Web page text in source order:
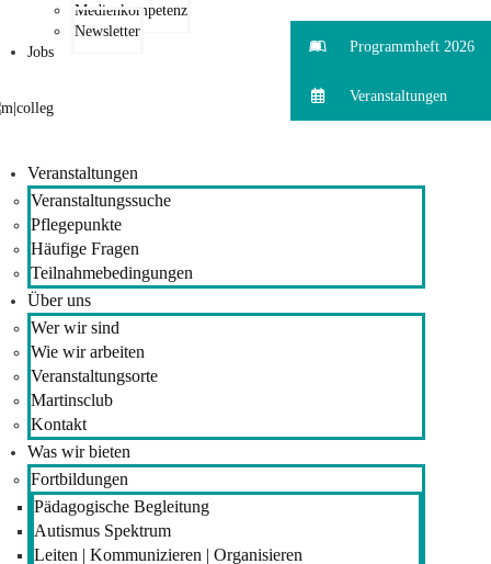
Medienkompetenz
Newsletter
Jobs
Veranstaltungen
Veranstaltungssuche
Pflegepunkte
Häufige Fragen
Teilnahmebedingungen
Über uns
Wer wir sind
Wie wir arbeiten
Veranstaltungsorte
Martinsclub
Kontakt
Was wir bieten
Fortbildungen
Pädagogische Begleitung
Autismus Spektrum
Leiten | Kommunizieren | Organisieren
Programmheft 2026
Veranstaltungen